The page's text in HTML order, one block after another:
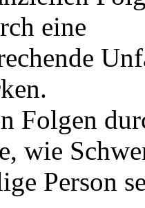
eine
Folgen
wie
Person